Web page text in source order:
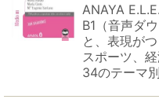
ANAYA
B1（音声ダ
と、表現が
スポーツ、
34のテーマ